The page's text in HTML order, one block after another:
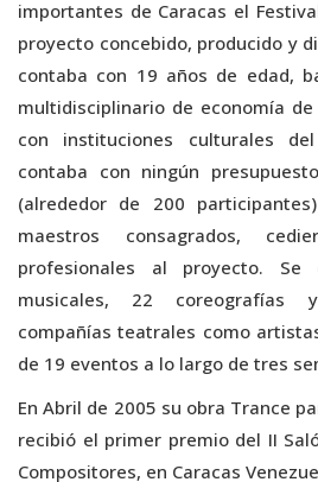
importantes de Caracas el
proyecto concebido, producido y
contaba con 19 años de edad,
multidisciplinario de economía
con instituciones culturales
contaba con ningún
(alrededor de 200
maestros consagrados,
profesionales al proyecto. Se
musicales, 22 coreografías
compañías teatrales como
de 19 eventos a lo largo de tres
En Abril de 2005 su obra Trance
recibió el primer premio del II
Compositores, en Caracas